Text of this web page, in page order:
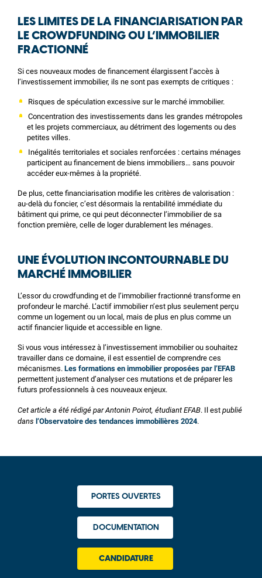
LES LIMITES DE LA FINANCIARISATION PAR
LE CROWDFUNDING OU L’IMMOBILIER
FRACTIONNÉ
Si ces nouveaux modes de financement élargissent l’accès à
l’investissement immobilier, ils ne sont pas exempts de critiques :
Risques de spéculation excessive sur le marché immobilier.
Concentration des investissements dans les grandes métropoles
et les projets commerciaux, au détriment des logements ou des
petites villes.
Inégalités territoriales et sociales renforcées : certains ménages
participent au financement de biens immobiliers… sans pouvoir
accéder eux-mêmes à la propriété.
De plus, cette financiarisation modifie les critères de valorisation :
au-delà du foncier, c’est désormais la rentabilité immédiate du
bâtiment qui prime, ce qui peut déconnecter l’immobilier de sa
fonction première, celle de loger durablement les ménages.
UNE ÉVOLUTION INCONTOURNABLE DU
MARCHÉ IMMOBILIER
L’essor du crowdfunding et de l’immobilier fractionné transforme en
profondeur le marché. L’actif immobilier n’est plus seulement perçu
comme un logement ou un local, mais de plus en plus comme un
actif financier liquide et accessible en ligne.
Si vous vous intéressez à l’investissement immobilier ou souhaitez
travailler dans ce domaine, il est essentiel de comprendre ces
mécanismes. Les formations en immobilier proposées par l’EFAB
permettent justement d’analyser ces mutations et de préparer les
futurs professionnels à ces nouveaux enjeux.
Cet article a été rédigé par Antonin Poirot, étudiant EFAB. Il est publié
dans l’Observatoire des tendances immobilières 2024.
PORTES OUVERTES
DOCUMENTATION
CANDIDATURE